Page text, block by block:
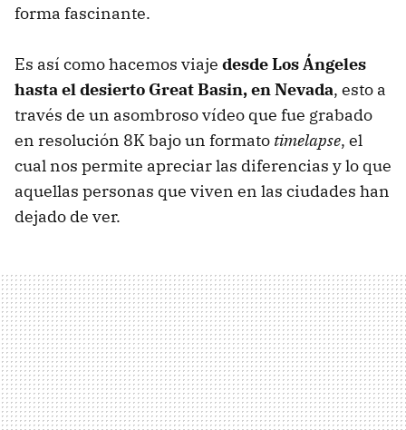
forma fascinante.
Es así como hacemos viaje desde Los Ángeles
hasta el desierto Great Basin, en Nevada, esto a
través de un asombroso vídeo que fue grabado
en resolución 8K bajo un formato timelapse, el
cual nos permite apreciar las diferencias y lo que
aquellas personas que viven en las ciudades han
dejado de ver.